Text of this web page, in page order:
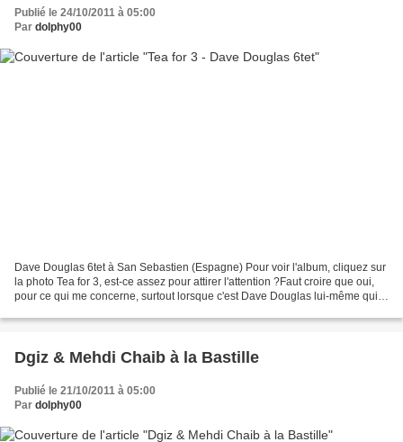
Publié le 24/10/2011 à 05:00
Par dolphy00
Dave Douglas 6tet à San Sebastien (Espagne) Pour voir l'album, cliquez sur
la photo Tea for 3, est-ce assez pour attirer l'attention ?Faut croire que oui,
pour ce qui me concerne, surtout lorsque c'est Dave Douglas lui-même qui
Dgiz & Mehdi Chaib à la Bastille
Publié le 21/10/2011 à 05:00
Par dolphy00